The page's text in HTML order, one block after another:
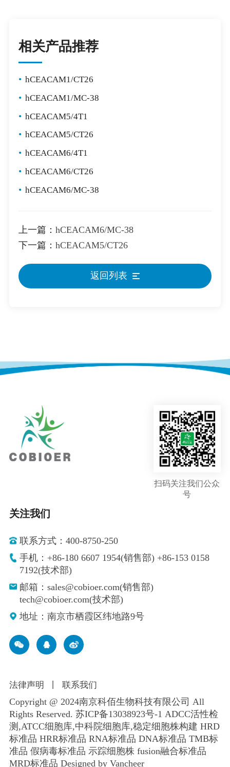
相关产品推荐
• hCEACAM1/CT26
• hCEACAM1/MC-38
• hCEACAM5/4T1
• hCEACAM5/CT26
• hCEACAM6/4T1
• hCEACAM6/CT26
• hCEACAM6/MC-38
上一篇： hCEACAM6/MC-38
下一篇： hCEACAM5/CT26
返回列表
扫码关注我们公众
号
关注我们
联系方式：400-8750-250
手机：+86-180 6607 1954(销售部) +86-153 0158
7192(技术部)
邮箱：sales@cobioer.com(销售部)
tech@cobioer.com(技术部)
地址：南京市栖霞区纬地路9号
法律声明 联系我们
Copyright @ 2024南京科佰生物科技有限公司 All
Rights Reserved. 苏ICP备13038923号-1 ADCC活性检
测,ATCC细胞库,中科院细胞库,稳定细胞株构建 HRD
标准品 HRR标准品 RNA标准品 DNA标准品 TMB标
准品 假病毒标准品 示踪细胞株 fusion融合标准品
MRD标准品 Designed by Vancheer